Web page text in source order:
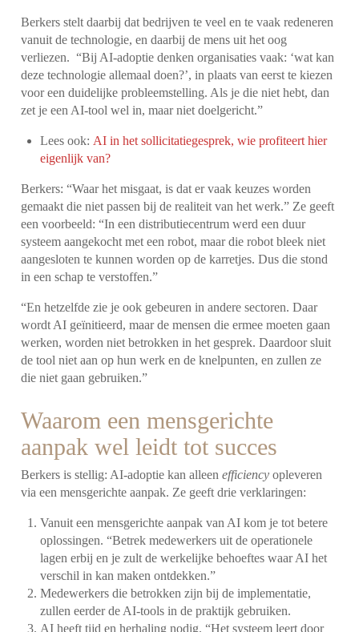
Berkers stelt daarbij dat bedrijven te veel en te vaak redeneren
vanuit de technologie, en daarbij de mens uit het oog
verliezen. “Bij AI-adoptie denken organisaties vaak: ‘wat kan
deze technologie allemaal doen?’, in plaats van eerst te kiezen
voor een duidelijke probleemstelling. Als je die niet hebt, dan
zet je een AI-tool wel in, maar niet doelgericht.”
Lees ook: AI in het sollicitatiegesprek, wie profiteert hier
eigenlijk van?
Berkers: “Waar het misgaat, is dat er vaak keuzes worden
gemaakt die niet passen bij de realiteit van het werk.” Ze geeft
een voorbeeld: “In een distributiecentrum werd een duur
systeem aangekocht met een robot, maar die robot bleek niet
aangesloten te kunnen worden op de karretjes. Dus die stond
in een schap te verstoffen.”
“En hetzelfde zie je ook gebeuren in andere sectoren. Daar
wordt AI geïnitieerd, maar de mensen die ermee moeten gaan
werken, worden niet betrokken in het gesprek. Daardoor sluit
de tool niet aan op hun werk en de knelpunten, en zullen ze
die niet gaan gebruiken.”
Waarom een mensgerichte
aanpak wel leidt tot succes
Berkers is stellig: AI-adoptie kan alleenefficiency opleveren
via een mensgerichte aanpak. Ze geeft drie verklaringen:
Vanuit een mensgerichte aanpak van AI kom je tot betere
oplossingen. “Betrek medewerkers uit de operationele
lagen erbij en je zult de werkelijke behoeftes waar AI het
verschil in kan maken ontdekken.”
Medewerkers die betrokken zijn bij de implementatie,
zullen eerder de AI-tools in de praktijk gebruiken.
AI heeft tijd en herhaling nodig. “Het systeem leert door